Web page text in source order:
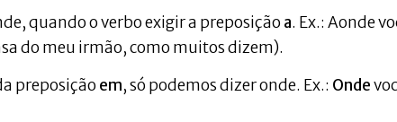
quando o verbo exigir a preposição a. Ex.: Aonde
do meu irmão, como muitos dizem).
preposição em, só podemos dizer onde. Ex.: Onde